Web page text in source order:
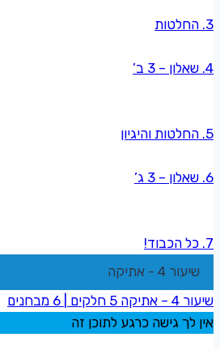
3. החלטות
4. שאלון – 3 ב’
5. החלטות והיגיון
6. שאלון – 3 ג’
7. כל הכבוד!
שיעור 4 - אתיקה
שיעור 4 – אתיקה
5 חלקים
6 מבחנים
אין לך גישה כרגע לתוכן זה